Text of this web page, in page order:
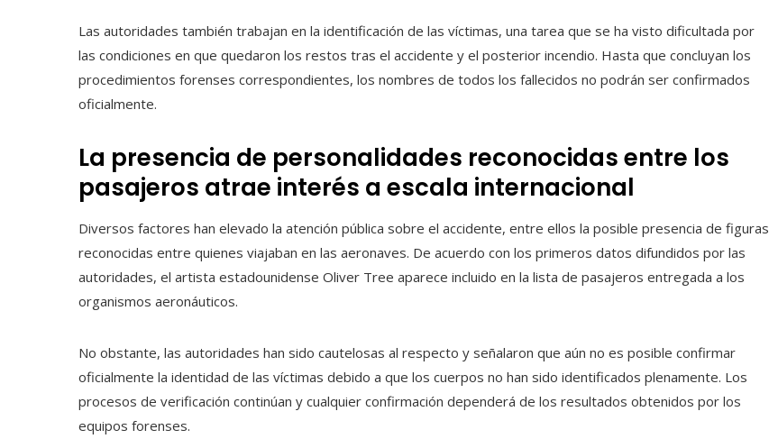
Las autoridades también trabajan en la identificación de las víctimas, una tarea que se ha visto dificultada por
las condiciones en que quedaron los restos tras el accidente y el posterior incendio. Hasta que concluyan los
procedimientos forenses correspondientes, los nombres de todos los fallecidos no podrán ser confirmados
oficialmente.
La presencia de personalidades reconocidas entre los
pasajeros atrae interés a escala internacional
Diversos factores han elevado la atención pública sobre el accidente, entre ellos la posible presencia de figuras
reconocidas entre quienes viajaban en las aeronaves. De acuerdo con los primeros datos difundidos por las
autoridades, el artista estadounidense Oliver Tree aparece incluido en la lista de pasajeros entregada a los
organismos aeronáuticos.
No obstante, las autoridades han sido cautelosas al respecto y señalaron que aún no es posible confirmar
oficialmente la identidad de las víctimas debido a que los cuerpos no han sido identificados plenamente. Los
procesos de verificación continúan y cualquier confirmación dependerá de los resultados obtenidos por los
equipos forenses.